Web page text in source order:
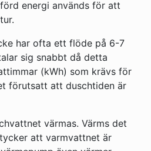
energi används för att
har ofta ett flöde på 6-7
sig snabbt då detta
(kWh) som krävs för
förutsatt att duschtiden är
värmas. Värms det
att varmvattnet är